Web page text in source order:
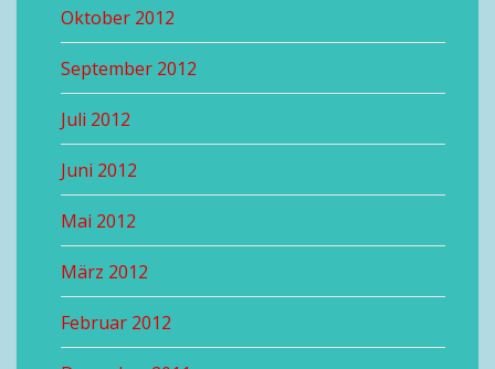
Oktober 2012
September 2012
Juli 2012
Juni 2012
Mai 2012
März 2012
Februar 2012